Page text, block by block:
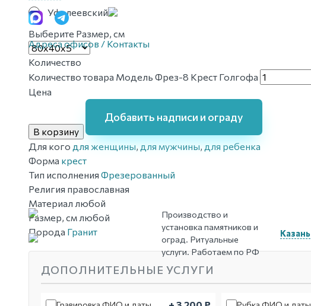
Адреса офисов / Контакты
Производство и
установка памятников и
оград. Ритуальные
услуги. Работаем по РФ
Казань
Уфалеевский
Выберите Размер, см
Количество
Количество товара Модель Фрез-8 Крест Голгофа
Цена
В корзину
Добавить надписи и ограду
Для кого для женщины,для мужчины,для ребенка
Форма крест
Тип исполнения Фрезерованный
Религия православная
Материал любой
Размер, см любой
Порода Гранит
ДОПОЛНИТЕЛЬНЫЕ УСЛУГИ